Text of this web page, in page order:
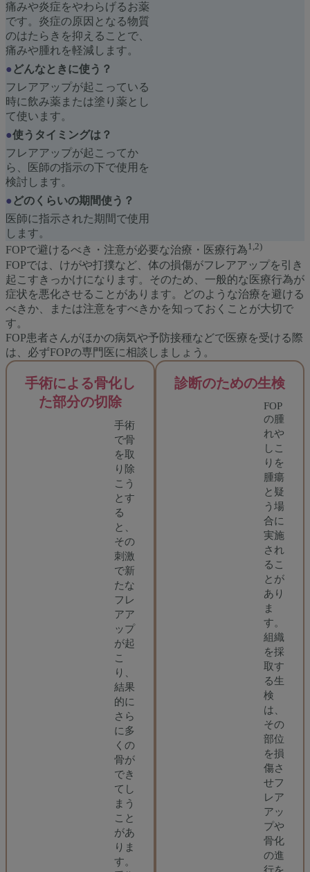
痛みや炎症をやわらげるお薬
です。炎症の原因となる物質
のはたらきを抑えることで、
痛みや腫れを軽減します。
● どんなときに使う？
フレアアップが起こっている
時に飲み薬または塗り薬とし
て使います。
●使うタイミングは？
フレアアップが起こってか
ら、医師の指示の下で使用を
検討します。
● どのくらいの期間使う？
医師に指示された期間で使用
します。
FOPで避けるべき・注意が必要な治療・医療行為1,2)
FOPでは、けがや打撲など、体の損傷がフレアアップを引き
起こすきっかけになります。そのため、一般的な医療行為が
症状を悪化させることがあります。どのような治療を避ける
べきか、または注意をすべきかを知っておくことが大切で
す。
FOP患者さんがほかの病気や予防接種などで医療を受ける際
は、必ずFOPの専門医に相談しましょう。
手術による骨化し
た部分の切除
手術
で骨
を取
り除
こう
とす
る
と、
その
刺激
で新
たな
フレ
アア
ップ
が起
こ
り、
結果
的に
さら
に多
くの
骨が
でき
てし
まう
こと
があ
りま
す。
診断のための生検
FOP
の腫
れや
しこ
りを
腫瘍
と疑
う場
合に
実施
され
るこ
とが
あり
ま
す。
組織
を採
取す
る生
検
は、
その
部位
を損
傷さ
せフ
レア
アッ
プや
骨化
の進
行を